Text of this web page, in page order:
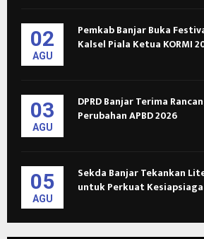
02
AGU
Pemkab Banjar Buka
Kalsel Piala Ketua KORMI
03
AGU
DPRD Banjar Terima
Perubahan APBD 2026
05
AGU
Sekda Banjar Tekankan
untuk Perkuat